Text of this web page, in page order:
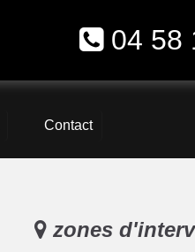
04 58
Contact
zones